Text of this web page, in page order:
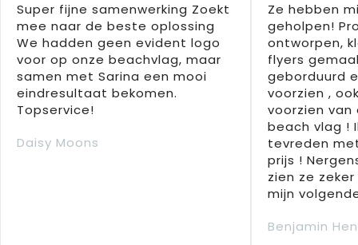
Super fijne samenwerking Zoekt
mee naar de beste oplossing
We hadden geen evident logo
voor op onze beachvlag, maar
samen met Sarina een mooi
eindresultaat bekomen.
Topservice!
Daisy Moons
Ze hebben
geholpen!
ontworpen,
flyers
geborduurd
voorzien ,
voorzien
beach vlag !
tevreden
prijs !
zien ze
mijn
Benjamin